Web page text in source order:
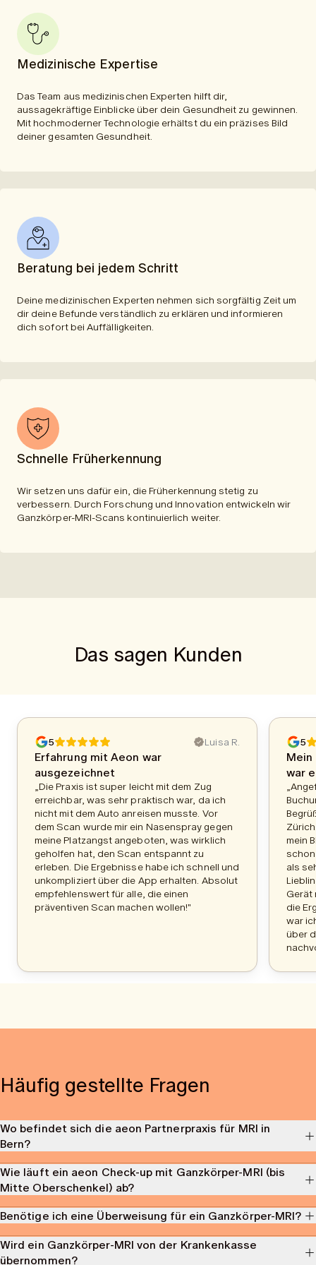
Medizinische Expertise
Das Team aus medizinischen Experten hilft dir,
aussagekräftige Einblicke über dein Gesundheit zu gewinnen.
Mit hochmoderner Technologie erhältst du ein präzises Bild
deiner gesamten Gesundheit.
Beratung bei jedem Schritt
Deine medizinischen Experten nehmen sich sorgfältig Zeit um
dir deine Befunde verständlich zu erklären und informieren
dich sofort bei Auffälligkeiten.
Schnelle Früherkennung
Wir setzen uns dafür ein, die Früherkennung stetig zu
verbessern. Durch Forschung und Innovation entwickeln wir
Ganzkörper-MRI-Scans kontinuierlich weiter.
Das sagen Kunden
5 Luisa R.
Erfahrung mit Aeon war
ausgezeichnet
„Die Praxis ist super leicht mit dem Zug
erreichbar, was sehr praktisch war, da ich
nicht mit dem Auto anreisen musste. Vor
dem Scan wurde mir ein Nasenspray gegen
meine Platzangst angeboten, was wirklich
geholfen hat, den Scan entspannt zu
erleben. Die Ergebnisse habe ich schnell und
unkompliziert über die App erhalten. Absolut
empfehlenswert für alle, die einen
präventiven Scan machen wollen!"
5
Mein
war
mein
als
Gerät
die
war
über
Häufig gestellte Fragen
Wo befindet sich die aeon Partnerpraxis für MRI in
Bern?
UnserePartnerpraxis für MRI in Bernliegt in derMarktgasse 6/8,
3011 Bern, direkt in der Altstadt.
Wie läuft ein aeon Check-up mit Ganzkörper-MRI (bis
Mitte Oberschenkel) ab?
EinMRI bei aeonverläuft strahlungsfrei, ohne Kontrastmittel und
dauert etwa50 Minuten. Der Scan erfasst den gesamten Körper bis
zur Mitte des Oberschenkels, also Kopf, Gehirn, innere Organe,
Wirbelsäule und Gefäße.
Benötige ich eine Überweisung für ein Ganzkörper-MRI?
Nein, für einGanzkörper-MRI bei aeonbenötigst du keine
Überweisung.
Wird ein Ganzkörper-MRI von der Krankenkasse
übernommen?